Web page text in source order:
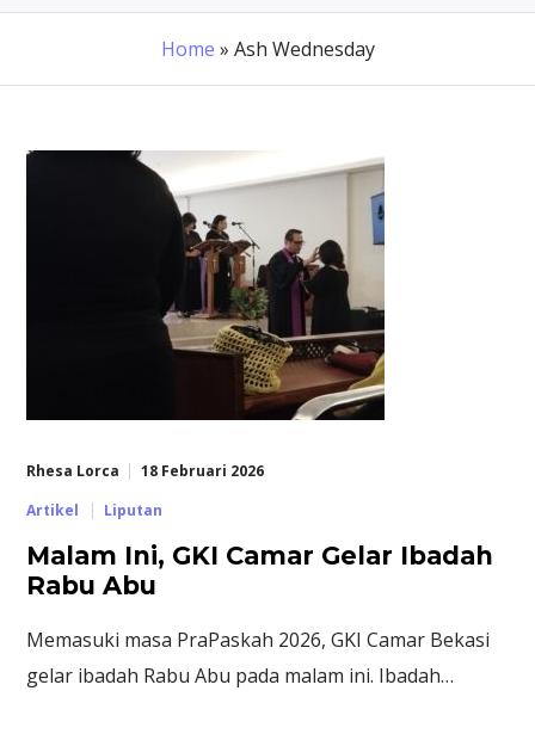
Home » Ash Wednesday
Rhesa Lorca
18 Februari 2026
Artikel
Liputan
Malam Ini, GKI Camar Gelar Ibadah
Rabu Abu
Memasuki masa PraPaskah 2026, GKI Camar Bekasi
gelar ibadah Rabu Abu pada malam ini. Ibadah…